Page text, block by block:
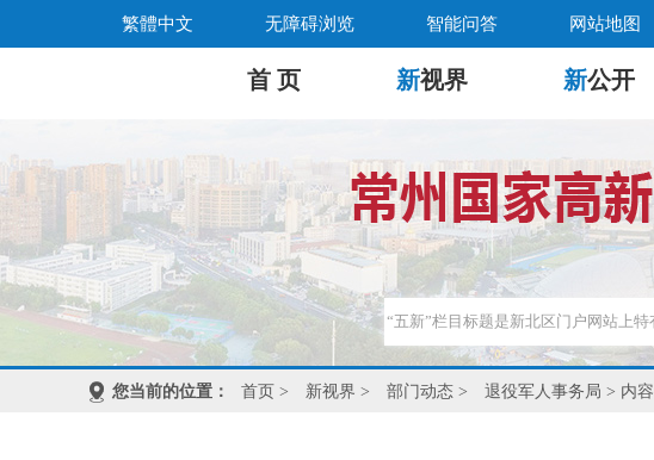
繁體中文 无障碍浏览 智能问答 网站地图
首 页 新视界 新公开
您当前的位置： 首页 > 新视界 > 部门动态 > 退役军人事务局 > 内容